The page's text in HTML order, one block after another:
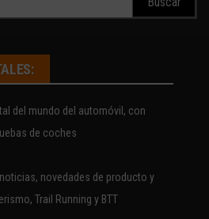
del mundo del automóvil, con
de coches
novedades de producto y
Trail Running y BTT